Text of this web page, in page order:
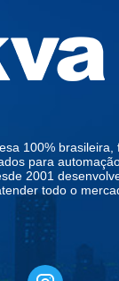
100% brasileira,
para
2001
todo o